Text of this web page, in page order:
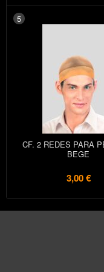
5
CF. 2 REDES PARA
BEGE
3,00 €